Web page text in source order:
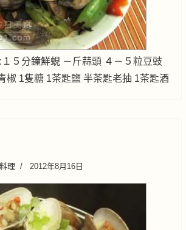
５分鐘鮮蜆 －斤蒜頭 ４－５粒豆豉
椒 1隻糖 1茶匙鹽 半茶匙老抽 1茶匙酒
理 2012年8月16日